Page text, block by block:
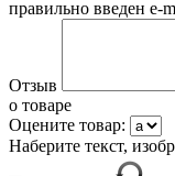
правильно введен e-
Отзыв
о товаре
Оцените товар:
Наберите текст,